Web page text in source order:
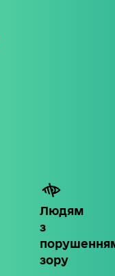
Людям
з
зору